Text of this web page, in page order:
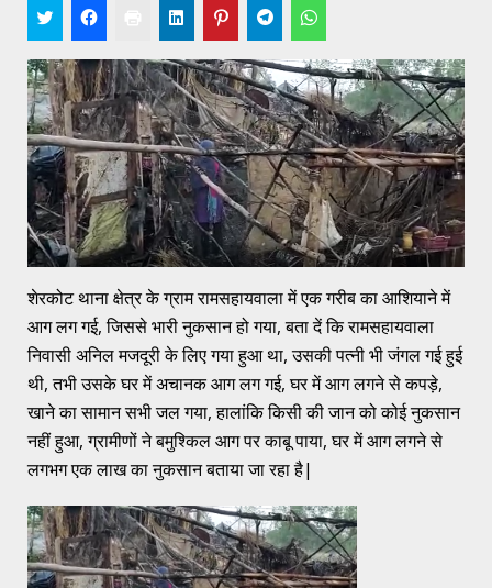
शेरकोट थाना क्षेत्र के ग्राम रामसहायवाला में एक गरीब का आशियाने में
आग लग गई, जिससे भारी नुकसान हो गया, बता दें कि रामसहायवाला
निवासी अनिल मजदूरी के लिए गया हुआ था, उसकी पत्नी भी जंगल गई हुई
थी, तभी उसके घर में अचानक आग लग गई, घर में आग लगने से कपड़े,
खाने का सामान सभी जल गया, हालांकि किसी की जान को कोई नुकसान
नहीं हुआ, ग्रामीणों ने बमुश्किल आग पर काबू पाया, घर में आग लगने से
लगभग एक लाख का नुकसान बताया जा रहा है|